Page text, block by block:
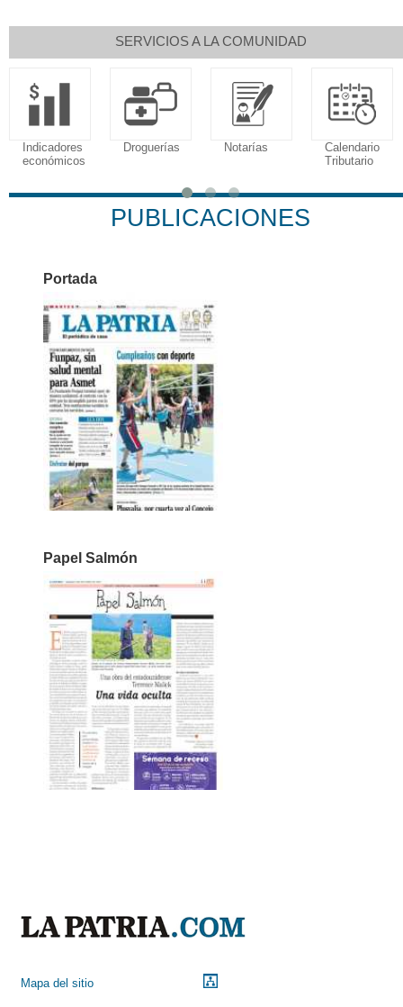
SERVICIOS A LA COMUNIDAD
Indicadores
económicos
Droguerías Notarías
Calendario
Tributario
PUBLICACIONES
Portada
Papel Salmón
Mapa del sitio